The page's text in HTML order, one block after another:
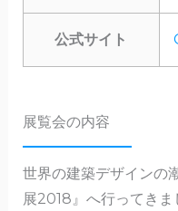
公式サイト
展覧会の内容
世界の建築デザインの
展2018』へ行ってきま